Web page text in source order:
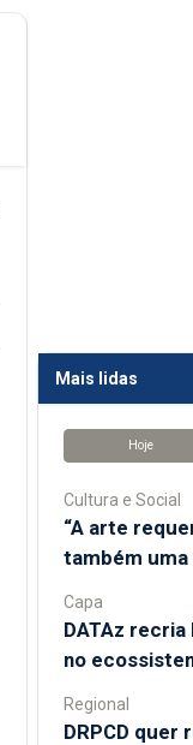
Mais lidas
Hoje
Cultura e Social
“A arte
também
Capa
DATAz
no
Regional
DRPCD quer